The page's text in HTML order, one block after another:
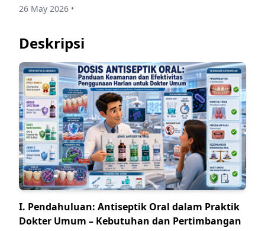
26 May 2026 •
Deskripsi
I. Pendahuluan: Antiseptik Oral dalam Praktik
Dokter Umum – Kebutuhan dan Pertimbangan